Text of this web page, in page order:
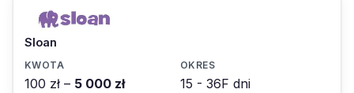
Sloan
100 zł – 5 000 zł 15 - 36F dni